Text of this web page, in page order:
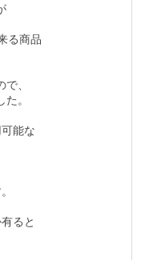
る商品
、
。
能な
ると